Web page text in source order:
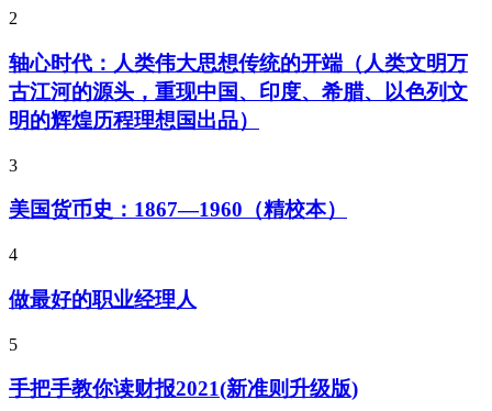
2
轴心时代：人类伟大思想传统的开端（人类文明万
古江河的源头，重现中国、印度、希腊、以色列文
明的辉煌历程理想国出品）
3
美国货币史：1867—1960（精校本）
4
做最好的职业经理人
5
手把手教你读财报2021(新准则升级版)